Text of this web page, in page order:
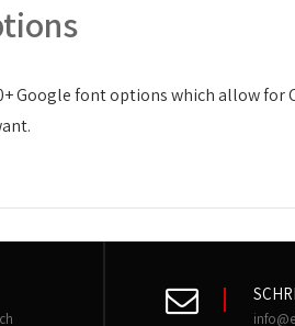
Google font options which allow for